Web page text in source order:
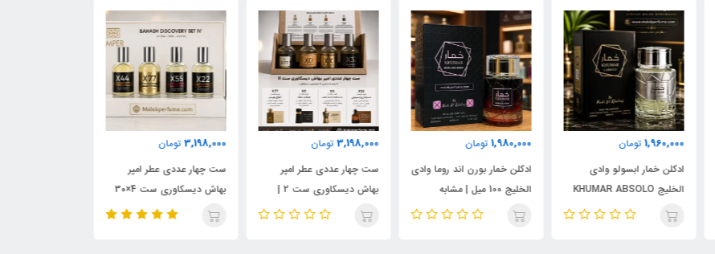
1,980,000 تومان
ادکلن خمار بورن اند روما وادی
الخلیج 100 میل | مشابه
اورجینال والنتینو بورن این
3,198,000 تومان
ست چهار عددی عطر امپر
شامل رایحه‌های آمواج
3,198,000 تومان
ست چهار عددی عطر امپر
میل | مجموعه رایحه‌های
3,198,000 تومان
ست چهار عددی عطر امپر
دیسکاوری ست بهاش 4×30
میل | شامل رایحه‌های عود